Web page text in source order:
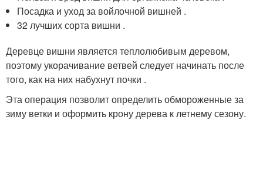
Посадка и уход за войлочной вишней .
32 лучших сорта вишни .
Деревце вишни является теплолюбивым деревом,
поэтому укорачивание ветвей следует начинать после
того, как на них набухнут почки .
Эта операция позволит определить обмороженные за
зиму ветки и оформить крону дерева к летнему сезону.